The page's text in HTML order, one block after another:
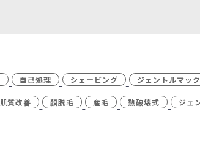
- ボツリヌストキシン注射 - ケミカル
- マッサージピール
- ダーマペ
自己処理 シェービング ジェントルマッ
肌質改善 顏脱毛 産毛 熱破壊式 ジェ